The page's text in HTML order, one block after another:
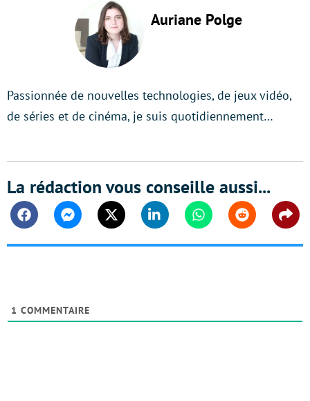
Auriane Polge
Passionnée de nouvelles technologies, de jeux vidéo,
de séries et de cinéma, je suis quotidiennement…
La rédaction vous conseille aussi...
FacebookMessengerTwitter Linkedin WhatsappReddit
1 COMMENTAIRE